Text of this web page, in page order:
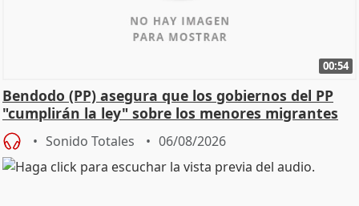
00:54
Bendodo (PP) asegura que los gobiernos del PP
"cumplirán la ley" sobre los menores migrantes
Sonido Totales 06/08/2026